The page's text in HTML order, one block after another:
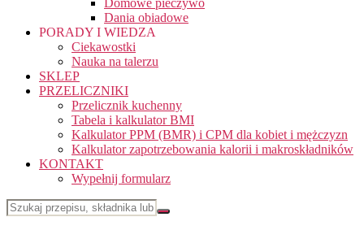
Domowe pieczywo
Dania obiadowe
PORADY I WIEDZA
Ciekawostki
Nauka na talerzu
SKLEP
PRZELICZNIKI
Przelicznik kuchenny
Tabela i kalkulator BMI
Kalkulator PPM (BMR) i CPM dla kobiet i mężczyzn
Kalkulator zapotrzebowania kalorii i makroskładników
KONTAKT
Wypełnij formularz